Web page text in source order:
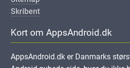
Skribent
Kort om AppsAndroid.dk
AppsAndroid.dk er Danmarks